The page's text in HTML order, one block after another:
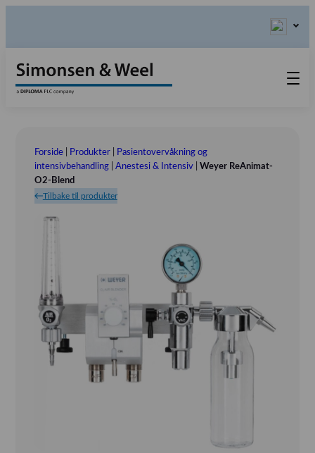
Kontakt oss
Våre verdier
Om oss
Utstillinger
Tlf.: (+47) 46 54 55 60
Forside| Produkter|
Pasientovervåkning og
intensivbehandling| Anestesi & Intensiv| Weyer ReAnimat-
O2-Blend
Tilbake til produkter